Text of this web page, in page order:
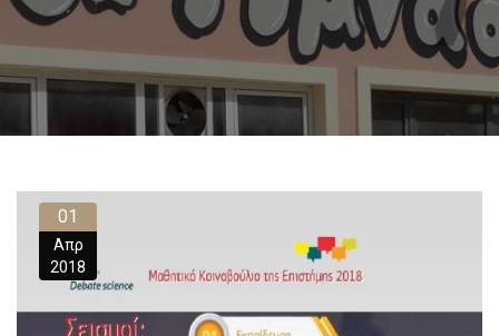
01
Απρ
2018